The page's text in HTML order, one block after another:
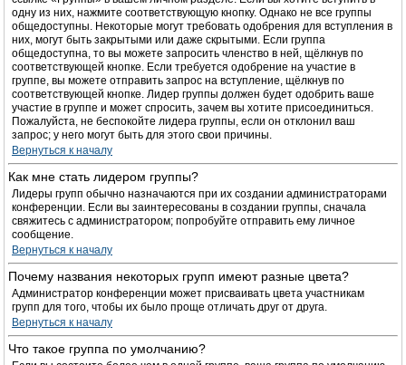
одну из них, нажмите соответствующую кнопку. Однако не все группы
общедоступны. Некоторые могут требовать одобрения для вступления в
них, могут быть закрытыми или даже скрытыми. Если группа
общедоступна, то вы можете запросить членство в ней, щёлкнув по
соответствующей кнопке. Если требуется одобрение на участие в
группе, вы можете отправить запрос на вступление, щёлкнув по
соответствующей кнопке. Лидер группы должен будет одобрить ваше
участие в группе и может спросить, зачем вы хотите присоединиться.
Пожалуйста, не беспокойте лидера группы, если он отклонил ваш
запрос; у него могут быть для этого свои причины.
Вернуться к началу
Как мне стать лидером группы?
Лидеры групп обычно назначаются при их создании администраторами
конференции. Если вы заинтересованы в создании группы, сначала
свяжитесь с администратором; попробуйте отправить ему личное
сообщение.
Вернуться к началу
Почему названия некоторых групп имеют разные цвета?
Администратор конференции может присваивать цвета участникам
групп для того, чтобы их было проще отличать друг от друга.
Вернуться к началу
Что такое группа по умолчанию?